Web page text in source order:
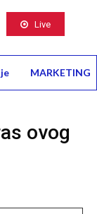
Live
MARKETING
ovog